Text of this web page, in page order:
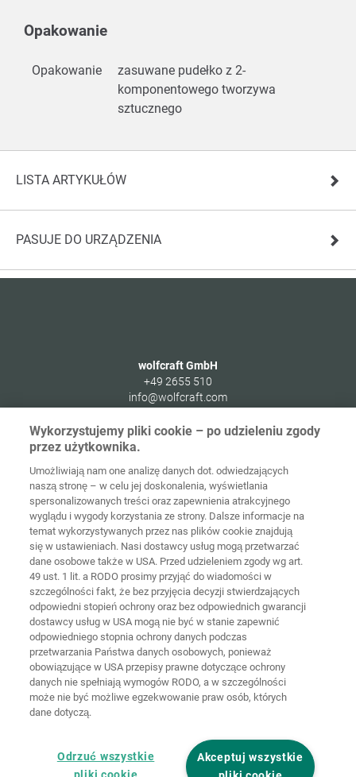
Opakowanie
Opakowanie
zasuwane pudełko z 2-
komponentowego tworzywa
sztucznego
LISTA ARTYKUŁÓW
PASUJE DO URZĄDZENIA
wolfcraft GmbH
+49 2655 510
info@wolfcraft.com
56746Kempenich
Strona
główna Kontakt Nota prawna
Ochrona
danych
Ogólne
warunki
handlowe
Polityka
cookie Logowanie
Deklaracja
dostępności
Ustawienia cookie
Wykorzystujemy pliki cookie – po udzieleniu zgody
przez użytkownika.
Umożliwiają nam one analizę danych dot. odwiedzających
naszą stronę – w celu jej doskonalenia, wyświetlania
spersonalizowanych treści oraz zapewnienia atrakcyjnego
wyglądu i wygody korzystania ze strony. Dalsze informacje na
temat wykorzystywanych przez nas plików cookie znajdują
się w ustawieniach. Nasi dostawcy usług mogą przetwarzać
dane osobowe także w USA. Przed udzieleniem zgody wg art.
49 ust. 1 lit. a RODO prosimy przyjąć do wiadomości w
szczególności fakt, że bez przyjęcia decyzji stwierdzających
odpowiedni stopień ochrony oraz bez odpowiednich gwarancji
dostawcy usług w USA mogą nie być w stanie zapewnić
odpowiedniego stopnia ochrony danych podczas
przetwarzania Państwa danych osobowych, ponieważ
obowiązujące w USA przepisy prawne dotyczące ochrony
danych nie spełniają wymogów RODO, a w szczególności
może nie być możliwe egzekwowanie praw osób, których
dane dotyczą.
Akceptuj wszystkie
Odrzuć wszystkie